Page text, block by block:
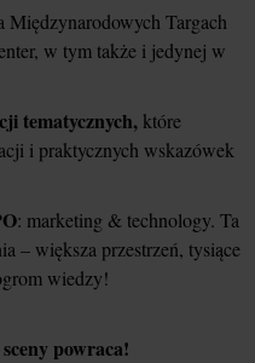
Międzynarodowych Targach
w tym także i jedynej w
tematycznych, które
i praktycznych wskazówek
: marketing & technology. Ta
– większa przestrzeń, tysiące
wiedzy!
powraca!